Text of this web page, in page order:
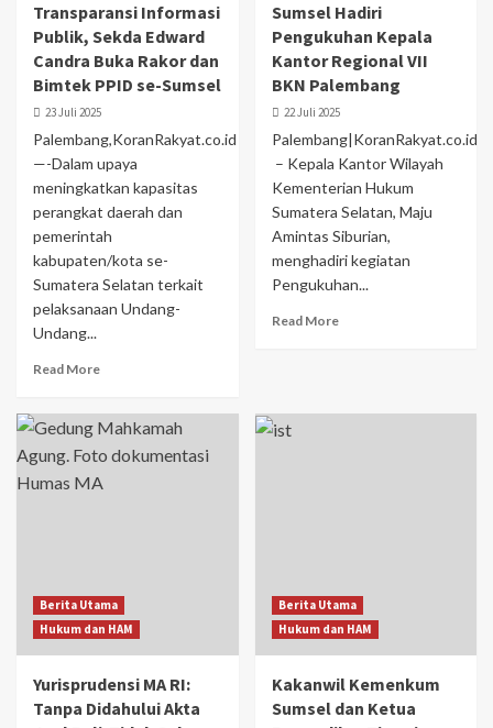
Transparansi Informasi
Publik, Sekda Edward
Candra Buka Rakor dan
Bimtek PPID se-Sumsel
23 Juli 2025
Palembang,KoranRakyat.co.id
—-Dalam upaya
meningkatkan kapasitas
perangkat daerah dan
pemerintah
kabupaten/kota se-
Sumatera Selatan terkait
pelaksanaan Undang-
Undang...
Read More
Sumsel Hadiri
Pengukuhan Kepala
Kantor Regional VII
BKN Palembang
22 Juli 2025
Palembang|KoranRakyat.co.id
– Kepala Kantor Wilayah
Kementerian Hukum
Sumatera Selatan, Maju
Amintas Siburian,
menghadiri kegiatan
Pengukuhan...
Read More
Berita Utama
Hukum dan HAM
Yurisprudensi MA RI:
Tanpa Didahului Akta
Berita Utama
Hukum dan HAM
Kakanwil Kemenkum
Sumsel dan Ketua